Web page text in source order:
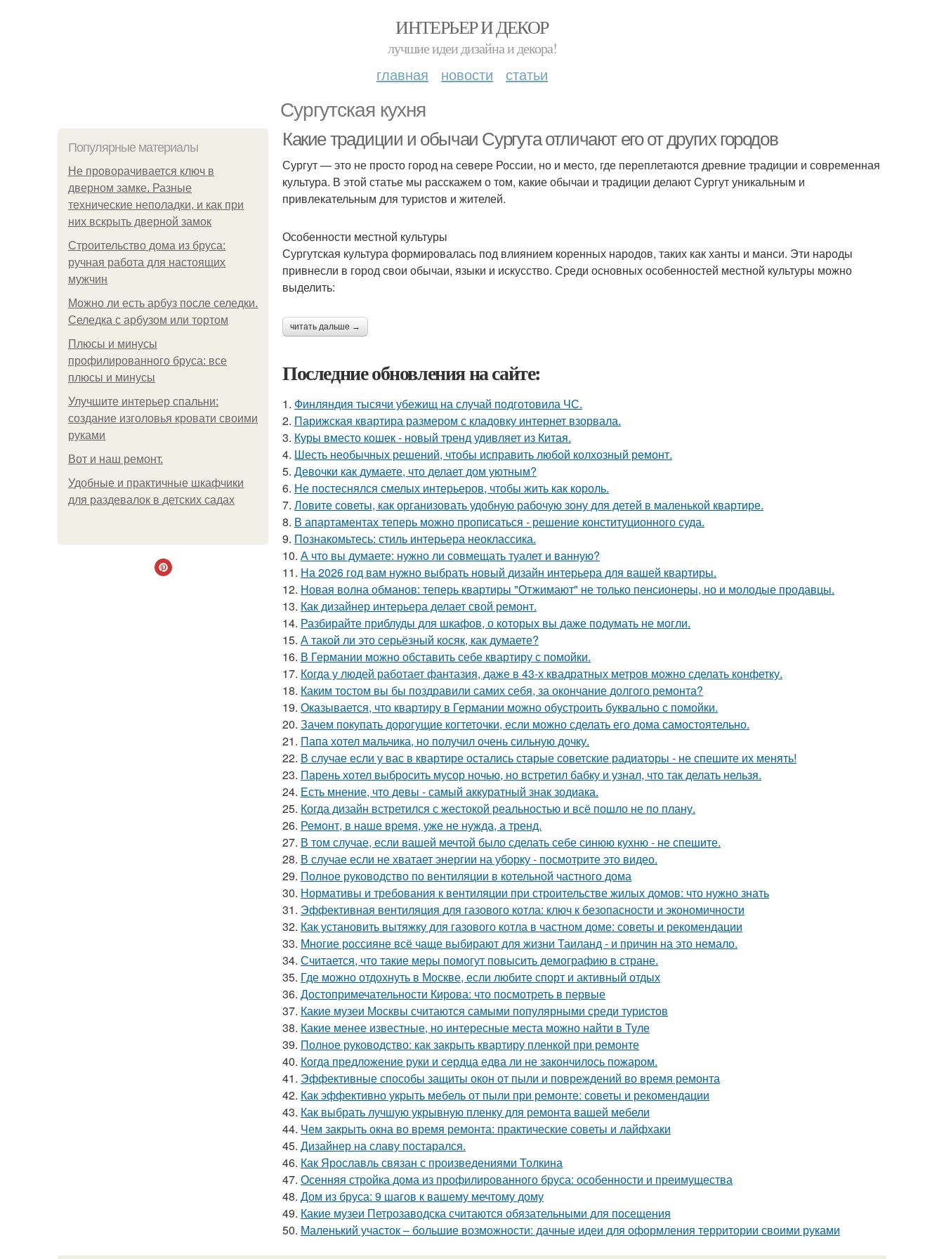
ИНТЕРЬЕР И ДЕКОР
лучшие идеи дизайна и декора!
главная новости статьи
Сургутская кухня
Популярные материалы
Не проворачивается ключ в
дверном замке. Разные
технические неполадки, и как при
них вскрыть дверной замок
Строительство дома из бруса:
ручная работа для настоящих
мужчин
Можно ли есть арбуз после селедки.
Селедка с арбузом или тортом
Плюсы и минусы
профилированного бруса: все
плюсы и минусы
Улучшите интерьер спальни:
создание изголовья кровати своими
руками
Boт и наш ремoнт.
Удобные и практичные шкафчики
для раздевалок в детских садах
Какие традиции и обычаи Сургута отличают его от других городов
Сургут — это не просто город на севере России, но и место, где переплетаются древние традиции и современная
культура. В этой статье мы расскажем о том, какие обычаи и традиции делают Сургут уникальным и
привлекательным для туристов и жителей.
Особенности местной культуры
Сургутская культура формировалась под влиянием коренных народов, таких как ханты и манси. Эти народы
привнесли в город свои обычаи, языки и искусство. Среди основных особенностей местной культуры можно
выделить:
читать дальше →
Последние обновления на сайте:
1. Финляндия тысячи убежищ на случай подготовила ЧС.
2. Парижская квартира размером с кладовку интернет взорвала.
3. Куры вместо кошек - новый тренд удивляет из Китая.
4. Шесть необычных решений, чтобы исправить любой колхозный ремонт.
5. Девочки как думаете, что делает дом уютным?
6. Не постеснялся смелых интерьеров, чтобы жить как король.
7. Ловите советы, как организовать удобную рабочую зону для детей в маленькой квартире.
8. В апартаментах теперь можно прописаться - решение конституционного суда.
9. Познакомьтесь: стиль интерьера неоклассика.
10. А что вы думаете: нужно ли совмещать туалет и ванную?
11. На 2026 год вам нужно выбрать новый дизайн интерьера для вашей квартиры.
12. Новая волна обманов: теперь квартиры "Отжимают" не только пенсионеры, но и молодые продавцы.
13. Как дизайнер интерьера делает свой ремонт.
14. Разбирайте приблуды для шкафов, о которых вы даже подумать не могли.
15. А такой ли это серьёзный косяк, как думаете?
16. В Германии можно обставить себе квартиру с помойки.
17. Когда у людей работает фантазия, даже в 43-х квадратных метров можно сделать конфетку.
18. Каким тостом вы бы поздравили самих себя, за окончание долгого ремонта?
19. Оказывается, что квартиру в Германии можно обустроить буквально с помойки.
20. Зачем покупать дорогущие когтеточки, если можно сделать его дома самостоятельно.
21. Папа хотел мальчика, но получил очень сильную дочку.
22. В случае если у вас в квартире остались старые советские радиаторы - не спешите их менять!
23. Парень хотел выбросить мусор ночью, но встретил бабку и узнал, что так делать нельзя.
24. Есть мнение, что девы - самый аккуратный знак зодиака.
25. Когда дизайн встретился с жестокой реальностью и всё пошло не по плану.
26. Ремонт, в наше время, уже не нужда, а тренд.
27. В том случае, если вашей мечтой было сделать себе синюю кухню - не спешите.
28. В случае если не хватает энергии на уборку - посмотрите это видео.
29. Полное руководство по вентиляции в котельной частного дома
30. Нормативы и требования к вентиляции при строительстве жилых домов: что нужно знать
31. Эффективная вентиляция для газового котла: ключ к безопасности и экономичности
32. Как установить вытяжку для газового котла в частном доме: советы и рекомендации
33. Многие россияне всё чаще выбирают для жизни Таиланд - и причин на это немало.
34. Считается, что такие меры помогут повысить демографию в стране.
35. Где можно отдохнуть в Москве, если любите спорт и активный отдых
36. Достопримечательности Кирова: что посмотреть в первые
37. Какие музеи Москвы считаются самыми популярными среди туристов
38. Какие менее известные, но интересные места можно найти в Туле
39. Полное руководство: как закрыть квартиру пленкой при ремонте
40. Когда предложение руки и сердца едва ли не закончилось пожаром.
41. Эффективные способы защиты окон от пыли и повреждений во время ремонта
42. Как эффективно укрыть мебель от пыли при ремонте: советы и рекомендации
43. Как выбрать лучшую укрывную пленку для ремонта вашей мебели
44. Чем закрыть окна во время ремонта: практические советы и лайфхаки
45. Дизайнер на славу постарался.
46. Как Ярославль связан с произведениями Толкина
47. Осенняя стройка дома из профилированного бруса: особенности и преимущества
48. Дом из бруса: 9 шагов к вашему мечтому дому
49. Какие музеи Петрозаводска считаются обязательными для посещения
50. Маленький участок – большие возможности: дачные идеи для оформления территории своими руками